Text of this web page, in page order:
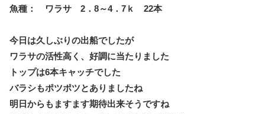
魚種： ワラサ 2．8～4．7ｋ 22本
今日は久しぶりの出船でしたが
ワラサの活性高く、好調に当たりました
トップは6本キャッチでした
バラシもポツポツとありましたね
明日からもますます期待出来そうですね